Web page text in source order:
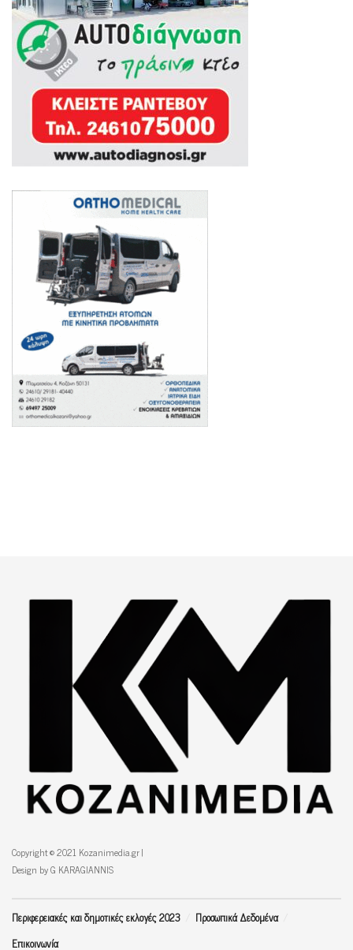
Copyright © 2021 Kozanimedia.gr |
Design by G KARAGIANNIS
Περιφερειακές και δημοτικές εκλογές 2023
Προσωπικά Δεδομένα
Επικοινωνία